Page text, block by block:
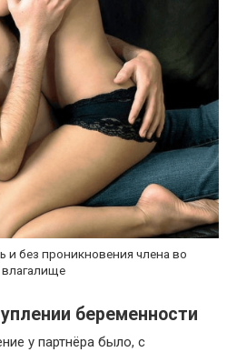
и без проникновения члена во
влагалище
беременности
у партнёра было, с